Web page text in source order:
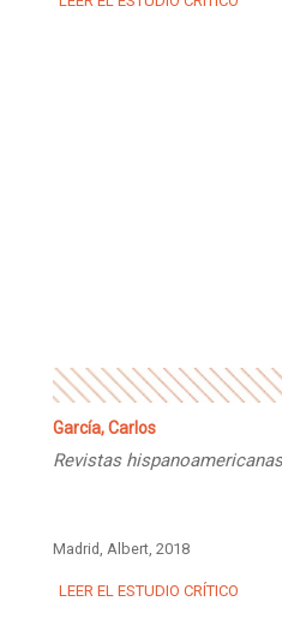
García, Carlos
Revistas
Madrid, Albert, 2018
LEER EL ESTUDIO CRÍTICO